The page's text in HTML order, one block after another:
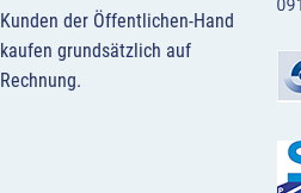
Kunden der Öffentlichen-Hand
kaufen grundsätzlich auf
Rechnung.